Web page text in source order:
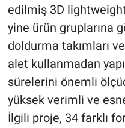
edilmiş 3D
yine ürün gruplarına
doldurma takımları
alet kullanmadan
sürelerini önemli
yüksek verimli ve
İlgili proje, 34 farklı